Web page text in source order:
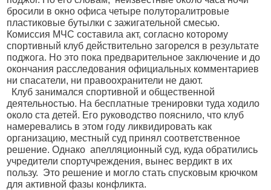
бросили в окно офиса четыре полуторалитровые
пластиковые бутылки с зажигательной смесью.
Комиссия МЧС составила акт, согласно которому
спортивный клуб действительно загорелся в результате
поджога. Но это пока предварительное заключение и до
окончания расследования официальных комментариев
ни спасатели, ни правоохранители не дают.
Клуб занимался спортивной и общественной
деятельностью. На бесплатные тренировки туда ходило
около ста детей. Его руководство пояснило, что клуб
намеревались в этом году ликвидировать как
организацию, местный суд принял соответственное
решение. Однако апелляционный суд, куда обратились
учредители спортучреждения, вынес вердикт в их
пользу. Это решение и могло стать спусковым крючком
для активной фазы конфликта.